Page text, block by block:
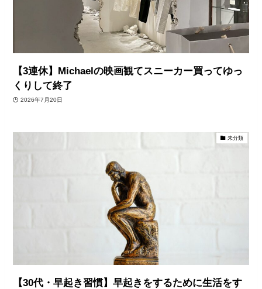
【3連休】Michaelの映画観てスニーカー買ってゆっ
くりして終了
2026年7月20日
未分類
【30代・早起き習慣】早起きをするために生活をす